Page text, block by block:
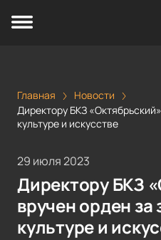
Главная
Новости
Директору БКЗ
культуре и искусстве
29 июля 2023
Директору БКЗ
вручен орден за
культуре и